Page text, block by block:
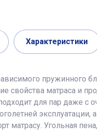
Характеристики
пружинного
свойства матраса и
для пар даже
Угольная